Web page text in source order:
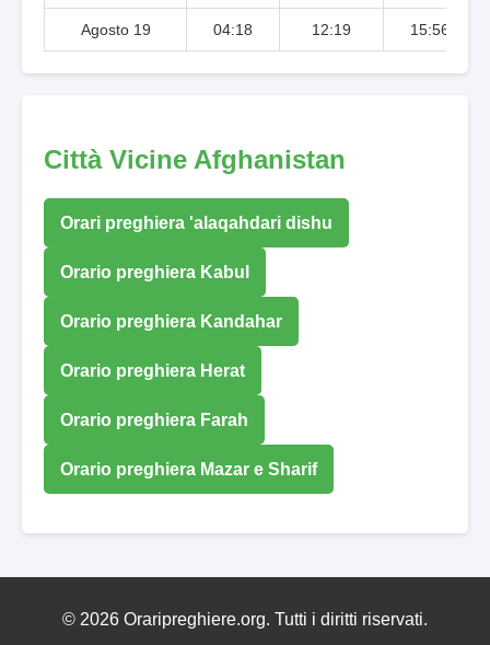
Agosto 19 04:18 12:19 15:56
Città Vicine Afghanistan
Orari preghiera 'alaqahdari dishu
Orario preghiera Kabul
Orario preghiera Kandahar
Orario preghiera Herat
Orario preghiera Farah
Orario preghiera Mazar e Sharif
© 2026 Oraripreghiere.org. Tutti i diritti riservati.